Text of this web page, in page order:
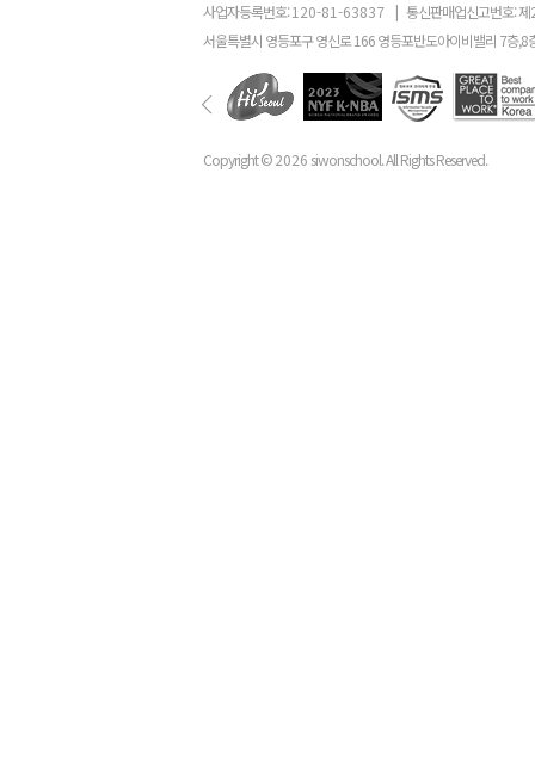
사업자등록번호:120-81-63837 | 통신판매업신고번호: 제
서울특별시 영등포구 영신로 166 영등포반도아이비밸리 7층,8
Copyright ©2026 siwonschool. All Rights Reserved.